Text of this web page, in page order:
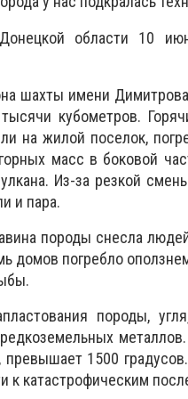
области 10
шахты имени
кубометров.
на жилой поселок,
масс в боковой
Из-за резкой
и пара.
породы снесла
домов погребло
породы,
превышает 1500
к катастрофическим